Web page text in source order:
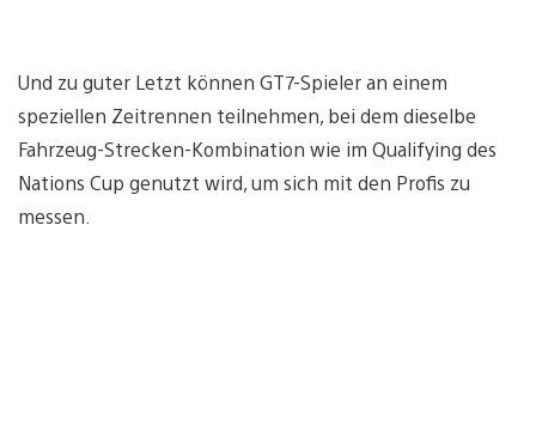
Und zu guter Letzt können GT7-Spieler an einem
speziellen Zeitrennen teilnehmen, bei dem dieselbe
Fahrzeug-Strecken-Kombination wie im Qualifying des
Nations Cup genutzt wird, um sich mit den Profis zu
messen.